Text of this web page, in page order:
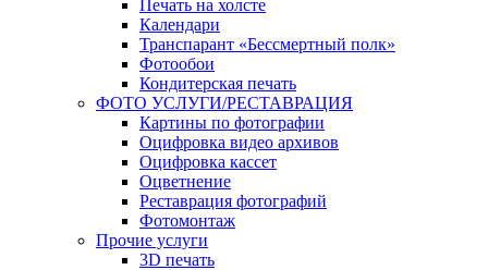
Печать на холсте
Календари
Транспарант «Бессмертный полк»
Фотообои
Кондитерская печать
ФОТО УСЛУГИ/РЕСТАВРАЦИЯ
Картины по фотографии
Оцифровка видео архивов
Оцифровка кассет
Оцветнение
Реставрация фотографий
Фотомонтаж
Прочие услуги
3D печать